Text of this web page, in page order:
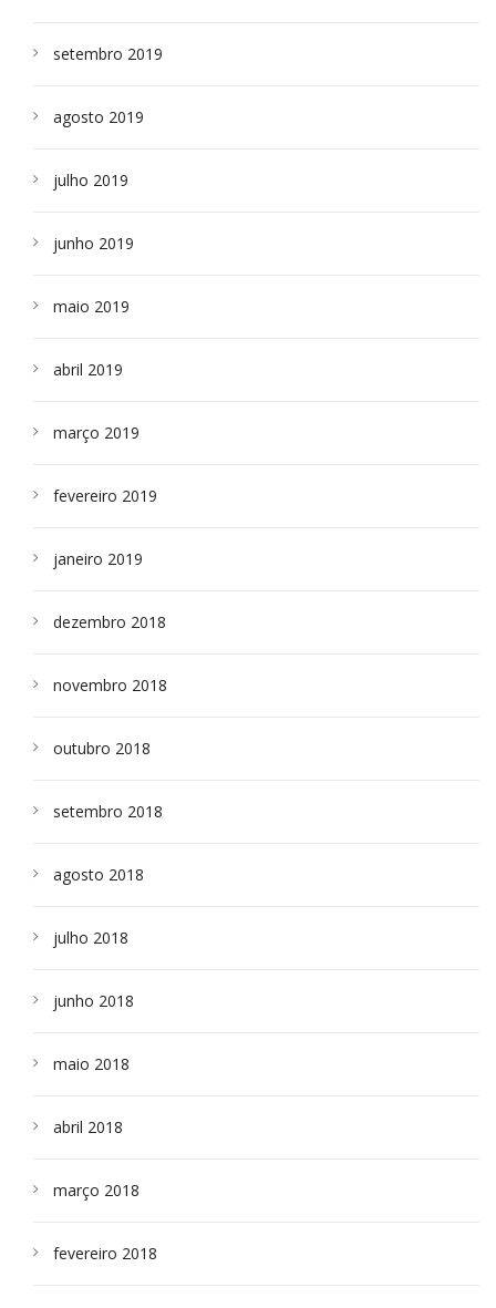
setembro 2019
agosto 2019
julho 2019
junho 2019
maio 2019
abril 2019
março 2019
fevereiro 2019
janeiro 2019
dezembro 2018
novembro 2018
outubro 2018
setembro 2018
agosto 2018
julho 2018
junho 2018
maio 2018
abril 2018
março 2018
fevereiro 2018